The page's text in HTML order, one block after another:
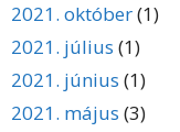
2021. október(1)
2021. július (1)
2021. június (1)
2021. május (3)